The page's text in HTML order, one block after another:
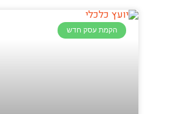
הקמת עסק חדש